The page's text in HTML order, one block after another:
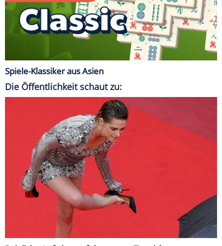
Spiele-Klassiker aus Asien
Die Öffentlichkeit schaut zu: